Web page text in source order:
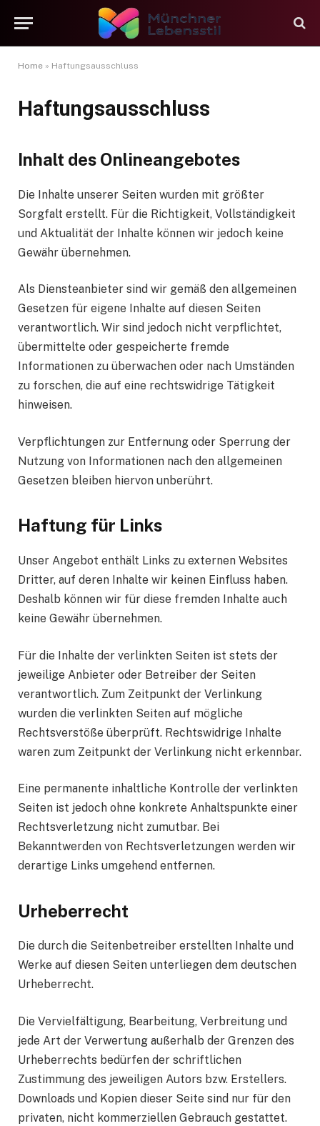
Home » Haftungsausschluss
Haftungsausschluss
Inhalt des Onlineangebotes
Die Inhalte unserer Seiten wurden mit größter
Sorgfalt erstellt. Für die Richtigkeit, Vollständigkeit
und Aktualität der Inhalte können wir jedoch keine
Gewähr übernehmen.
Als Diensteanbieter sind wir gemäß den allgemeinen
Gesetzen für eigene Inhalte auf diesen Seiten
verantwortlich. Wir sind jedoch nicht verpflichtet,
übermittelte oder gespeicherte fremde
Informationen zu überwachen oder nach Umständen
zu forschen, die auf eine rechtswidrige Tätigkeit
hinweisen.
Verpflichtungen zur Entfernung oder Sperrung der
Nutzung von Informationen nach den allgemeinen
Gesetzen bleiben hiervon unberührt.
Haftung für Links
Unser Angebot enthält Links zu externen Websites
Dritter, auf deren Inhalte wir keinen Einfluss haben.
Deshalb können wir für diese fremden Inhalte auch
keine Gewähr übernehmen.
Für die Inhalte der verlinkten Seiten ist stets der
jeweilige Anbieter oder Betreiber der Seiten
verantwortlich. Zum Zeitpunkt der Verlinkung
wurden die verlinkten Seiten auf mögliche
Rechtsverstöße überprüft. Rechtswidrige Inhalte
waren zum Zeitpunkt der Verlinkung nicht erkennbar.
Eine permanente inhaltliche Kontrolle der verlinkten
Seiten ist jedoch ohne konkrete Anhaltspunkte einer
Rechtsverletzung nicht zumutbar. Bei
Bekanntwerden von Rechtsverletzungen werden wir
derartige Links umgehend entfernen.
Urheberrecht
Die durch die Seitenbetreiber erstellten Inhalte und
Werke auf diesen Seiten unterliegen dem deutschen
Urheberrecht.
Die Vervielfältigung, Bearbeitung, Verbreitung und
jede Art der Verwertung außerhalb der Grenzen des
Urheberrechts bedürfen der schriftlichen
Zustimmung des jeweiligen Autors bzw. Erstellers.
Downloads und Kopien dieser Seite sind nur für den
privaten, nicht kommerziellen Gebrauch gestattet.